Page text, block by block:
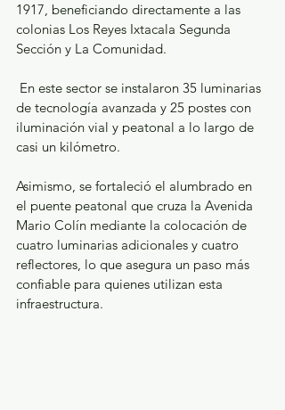
1917, beneficiando directamente a las
colonias Los Reyes Ixtacala Segunda
Sección y La Comunidad.
de tecnología avanzada y 25 postes con
iluminación vial y peatonal a lo largo de
casi un kilómetro.
Asimismo, se fortaleció el alumbrado en
el puente peatonal que cruza la Avenida
Mario Colín mediante la colocación de
cuatro luminarias adicionales y cuatro
reflectores, lo que asegura un paso más
confiable para quienes utilizan esta
infraestructura.